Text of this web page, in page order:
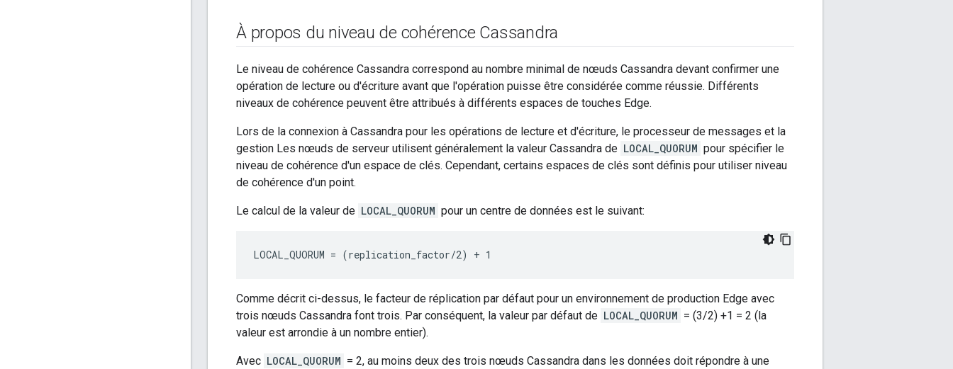
À propos du niveau de cohérence Cassandra
Le niveau de cohérence Cassandra correspond au nombre minimal de nœuds Cassandra devant confirmer une
opération de lecture ou d'écriture avant que l'opération puisse être considérée comme réussie. Différents
niveaux de cohérence peuvent être attribués à différents espaces de touches Edge.
Lors de la connexion à Cassandra pour les opérations de lecture et d'écriture, le processeur de messages et la
gestion Les nœuds de serveur utilisent généralement la valeur Cassandra de LOCAL_QUORUM pour spécifier le
niveau de cohérence d'un espace de clés. Cependant, certains espaces de clés sont définis pour utiliser niveau
de cohérence d'un point.
Le calcul de la valeur de LOCAL_QUORUM pour un centre de données est le suivant:
LOCAL_QUORUM = (replication_factor/2) + 1
Comme décrit ci-dessus, le facteur de réplication par défaut pour un environnement de production Edge avec
trois nœuds Cassandra font trois. Par conséquent, la valeur par défaut de LOCAL_QUORUM = (3/2) +1 = 2 (la
valeur est arrondie à un nombre entier).
Avec LOCAL_QUORUM = 2, au moins deux des trois nœuds Cassandra dans les données doit répondre à une